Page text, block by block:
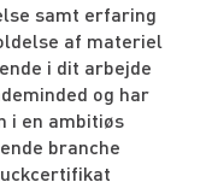
samt erfaring
af materiel
i dit arbejde
og har
i en ambitiøs
branche